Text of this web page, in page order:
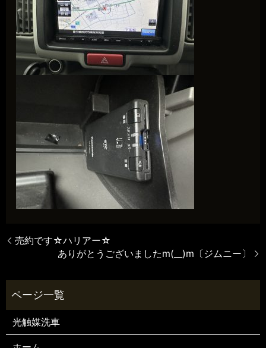
売約です☆ハリアー☆
ありがとうございましたm(__)m〔ジムニー〕
光触媒洗車